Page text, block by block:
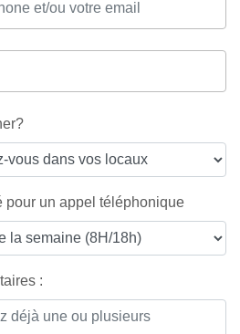
pour un appel téléphonique
: